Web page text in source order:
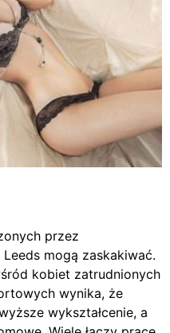
przez
mogą zaskakiwać.
kobiet zatrudnionych
wynika, że
wykształcenie, a